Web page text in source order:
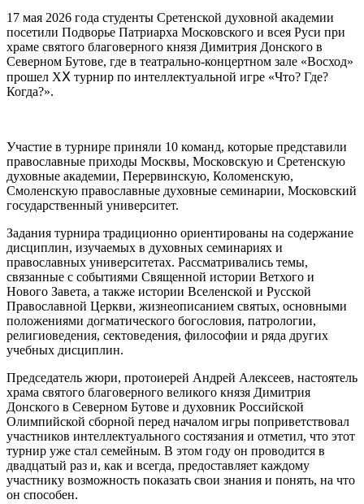
17 мая 2026 года студенты Сретенской духовной академии
посетили Подворье Патриарха Московского и всея Руси при
храме святого благоверного князя Димитрия Донского в
Северном Бутове, где в театрально-концертном зале «Восход»
прошел ХⅩ турнир по интеллектуальной игре «Что? Где?
Когда?».
Участие в турнире приняли 10 команд, которые представили
православные приходы Москвы, Московскую и Сретенскую
духовные академии, Перервинскую, Коломенскую,
Смоленскую православные духовные семинарии, Московский
государственный университет.
Задания турнира традиционно ориентированы на содержание
дисциплин, изучаемых в духовных семинариях и
православных университетах. Рассматривались темы,
связанные с событиями Священной истории Ветхого и
Нового Завета, а также истории Вселенской и Русской
Православной Церкви, жизнеописанием святых, основными
положениями догматического богословия, патрологии,
религиоведения, сектоведения, философии и ряда других
учебных дисциплин.
Председатель жюри, протоиерей Андрей Алексеев, настоятель
храма святого благоверного великого князя Димитрия
Донского в Северном Бутове и духовник Российской
Олимпийской сборной перед началом игры поприветствовал
участников интеллектуального состязания и отметил, что этот
турнир уже стал семейным. В этом году он проводится в
двадцатый раз и, как и всегда, предоставляет каждому
участнику возможность показать свои знания и понять, на что
он способен.